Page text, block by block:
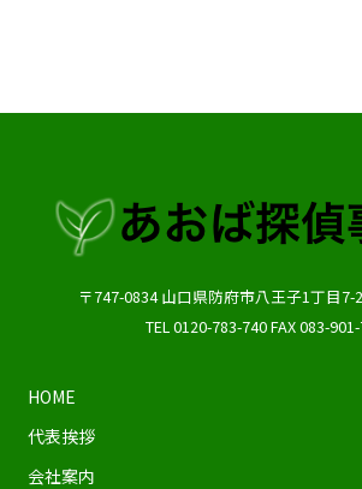
〒747-0834山口県防府市八王子1丁目7-
TEL0120-783-740FAX083-
HOME
代表挨拶
会社案内